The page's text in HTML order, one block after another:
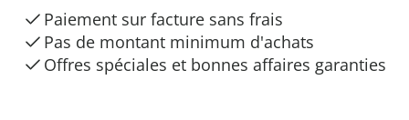
Paiement sur facture sans frais
Pas de montant minimum d'achats
Offres spéciales et bonnes affaires garanties